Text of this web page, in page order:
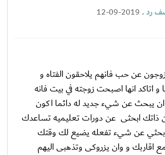
رد.
12-09-2019
عن حب فانهم يلاحقون الفتاه و
و اتاكد انها اصبحت زوجته في بيت فانه
يبحث عن شيء جديد له دائما اكون
ابحثى عن دورات تعليميه تساعدك
عن شيء تفعله يضيع لك وقتك
اقاربك و وان يزروكى وتذهبى اليهم